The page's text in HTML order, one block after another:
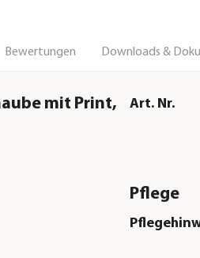
Bewertungen Downloads &
mit Print,
Art. Nr.
Pflege